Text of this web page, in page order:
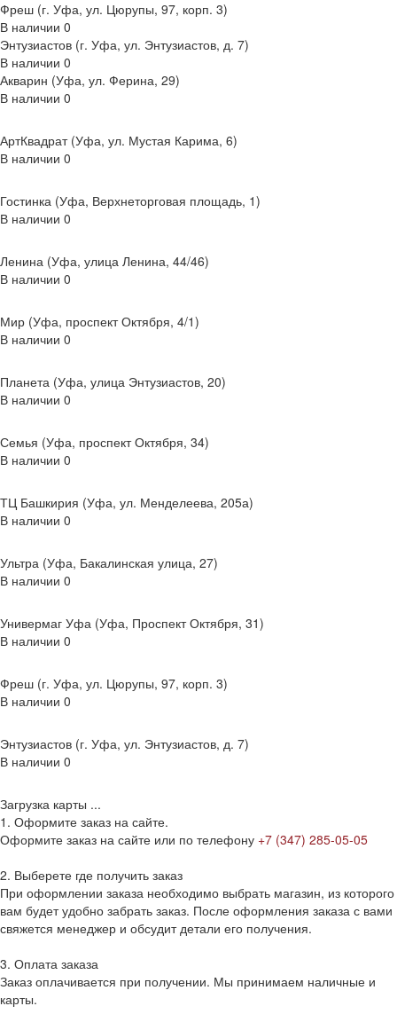
Фреш (г‌. Уфа, ул. Цюрупы, 97, корп. 3)
В наличии 0
Энтузиастов (г. Уфа, ул. Энтузиастов, д. 7)
В наличии 0
Акварин (Уфа, ул. Ферина, 29)
В наличии 0
АртКвадрат (Уфа, ул. Мустая Карима, 6)
В наличии 0
Гостинка (Уфа, Верхнеторговая площадь, 1)
В наличии 0
Ленина (Уфа, улица Ленина, 44/46)
В наличии 0
Мир (Уфа, проспект Октября, 4/1)
В наличии 0
Планета (Уфа, улица Энтузиастов, 20)
В наличии 0
Семья (Уфа, проспект Октября, 34)
В наличии 0
ТЦ Башкирия (Уфа, ул. Менделеева, 205а)
В наличии 0
Ультра (Уфа, Бакалинская улица, 27)
В наличии 0
Универмаг Уфа (Уфа, Проспект Октября, 31)
В наличии 0
Фреш (г‌. Уфа, ул. Цюрупы, 97, корп. 3)
В наличии 0
Энтузиастов (г. Уфа, ул. Энтузиастов, д. 7)
В наличии 0
Загрузка карты ...
1. Оформите заказ на сайте.
Оформите заказ на сайте или по телефону +7 (347) 285-05-05
2. Выберете где получить заказ
При оформлении заказа необходимо выбрать магазин, из которого
вам будет удобно забрать заказ. После оформления заказа с вами
свяжется менеджер и обсудит детали его получения.
3. Оплата заказа
Заказ оплачивается при получении. Мы принимаем наличные и
карты.